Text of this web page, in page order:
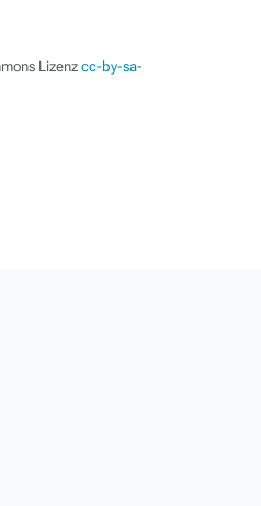
Lizenzcc-by-sa-